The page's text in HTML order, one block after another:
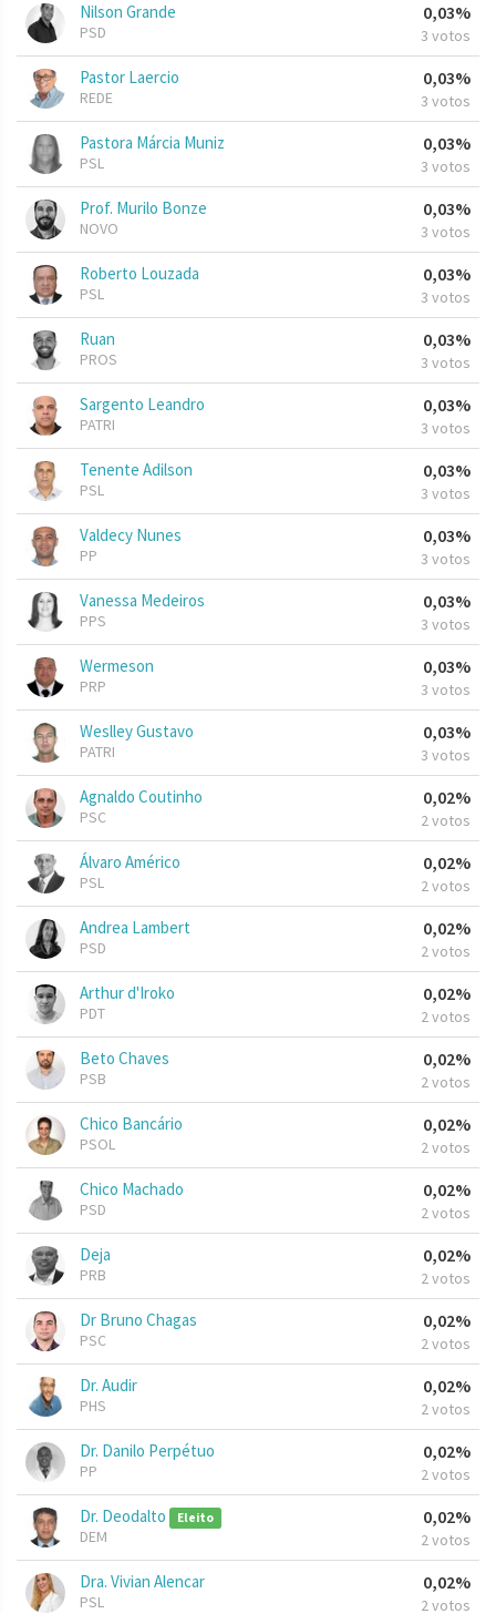
Nilson Grande
PSD
0,03%
3 votos
Pastor Laercio
REDE
0,03%
3 votos
Pastora Márcia Muniz
PSL
0,03%
3 votos
Prof. Murilo Bonze
NOVO
0,03%
3 votos
Roberto Louzada
PSL
0,03%
3 votos
Ruan
PROS
0,03%
3 votos
Sargento Leandro
PATRI
0,03%
3 votos
Tenente Adilson
PSL
0,03%
3 votos
Valdecy Nunes
PP
0,03%
3 votos
Vanessa Medeiros
PPS
0,03%
3 votos
Wermeson
PRP
0,03%
3 votos
Weslley Gustavo
PATRI
0,03%
3 votos
Agnaldo Coutinho
PSC
0,02%
2 votos
Álvaro Américo
PSL
0,02%
2 votos
Andrea Lambert
PSD
0,02%
2 votos
Arthur d'Iroko
PDT
0,02%
2 votos
Beto Chaves
PSB
0,02%
2 votos
Chico Bancário
PSOL
0,02%
2 votos
Chico Machado
PSD
0,02%
2 votos
Deja
PRB
0,02%
2 votos
Dr Bruno Chagas
PSC
0,02%
2 votos
Dr. Audir
PHS
0,02%
2 votos
Dr. Danilo Perpétuo
PP
0,02%
2 votos
Dr. Deodalto Eleito
DEM
0,02%
2 votos
Dra. Vivian Alencar
PSL
0,02%
2 votos